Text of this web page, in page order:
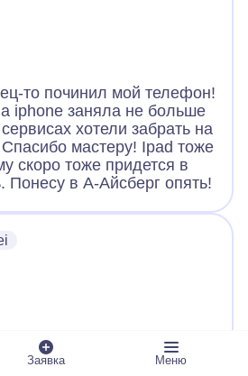
то починил мой телефон!
iphone заняла не больше
хотели забрать на
мастеру! Ipad тоже
скоро тоже придется в
Понесу в А-Айсберг опять!
телефоном в А-
вежливо выслушал и
Заявка Меню